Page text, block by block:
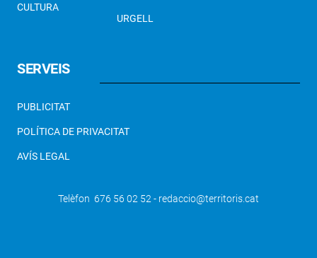
CULTURA
URGELL
SERVEIS
PUBLICITAT
POLÍTICA DE PRIVACITAT
AVÍS LEGAL
Telèfon 676 56 02 52 - redaccio@territoris.cat